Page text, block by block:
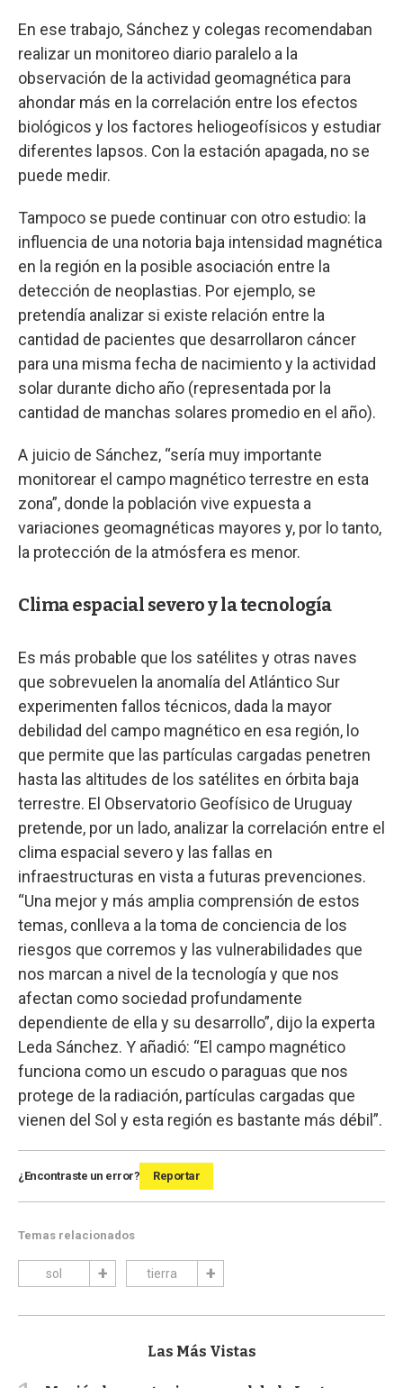
En ese trabajo, Sánchez y colegas recomendaban
realizar un monitoreo diario paralelo a la
observación de la actividad geomagnética para
ahondar más en la correlación entre los efectos
biológicos y los factores heliogeofísicos y estudiar
diferentes lapsos. Con la estación apagada, no se
puede medir.
Tampoco se puede continuar con otro estudio: la
influencia de una notoria baja intensidad magnética
en la región en la posible asociación entre la
detección de neoplastias. Por ejemplo, se
pretendía analizar si existe relación entre la
cantidad de pacientes que desarrollaron cáncer
para una misma fecha de nacimiento y la actividad
solar durante dicho año (representada por la
cantidad de manchas solares promedio en el año).
A juicio de Sánchez, “sería muy importante
monitorear el campo magnético terrestre en esta
zona”, donde la población vive expuesta a
variaciones geomagnéticas mayores y, por lo tanto,
la protección de la atmósfera es menor.
Clima espacial severo y la tecnología
Es más probable que los satélites y otras naves
que sobrevuelen la anomalía del Atlántico Sur
experimenten fallos técnicos, dada la mayor
debilidad del campo magnético en esa región, lo
que permite que las partículas cargadas penetren
hasta las altitudes de los satélites en órbita baja
terrestre. El Observatorio Geofísico de Uruguay
pretende, por un lado, analizar la correlación entre el
clima espacial severo y las fallas en
infraestructuras en vista a futuras prevenciones.
“Una mejor y más amplia comprensión de estos
temas, conlleva a la toma de conciencia de los
riesgos que corremos y las vulnerabilidades que
nos marcan a nivel de la tecnología y que nos
afectan como sociedad profundamente
dependiente de ella y su desarrollo”, dijo la experta
Leda Sánchez. Y añadió: “El campo magnético
funciona como un escudo o paraguas que nos
protege de la radiación, partículas cargadas que
vienen del Sol y esta región es bastante más débil”.
¿Encontraste un error? Reportar
Temas relacionados
sol tierra
Las Más Vistas